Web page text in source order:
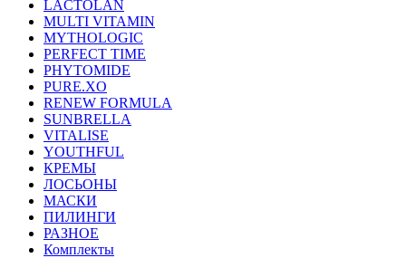
LACTOLAN
MULTI VITAMIN
MYTHOLOGIC
PERFECT TIME
PHYTOMIDE
PURE.XO
RENEW FORMULA
SUNBRELLA
VITALISE
YOUTHFUL
КРЕМЫ
ЛОСЬОНЫ
МАСКИ
ПИЛИНГИ
РАЗНОЕ
Комплекты